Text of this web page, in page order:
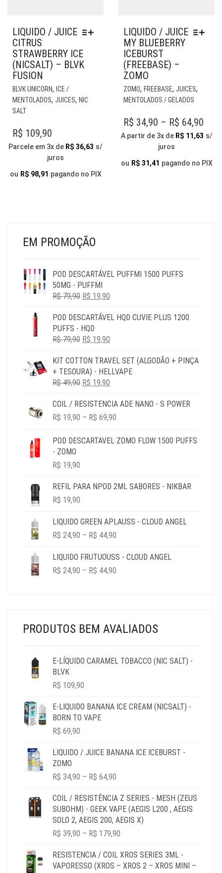
LIQUIDO / JUICE
CITRUS
STRAWBERRY ICE
(NICSALT) – BLVK
FUSION
BLVK UNICORN, ICE /
MENTOLADOS, JUICES, NIC
SALT
PRODUTO
VARIANTES.
OPÇÕES
PODEM
SER
R$ 109,90
Parcele em 3x de R$ 36,63 s/
juros
ou R$ 98,91 pagando no PIX
LIQUIDO / JUICE
MY BLUEBERRY
ICEBURST
(FREEBASE) –
ZOMO
ZOMO, FREEBASE, JUICES,
MENTOLADOS / GELADOS
AS
R$ 34,90 – R$ 64,90
A partir de 3x de R$ 11,63 s/
juros
ou R$ 31,41 pagando no PIX
EM PROMOÇÃO
POD DESCARTÁVEL PUFFMI 1500 PUFFS
50MG - PUFFMI
R$79,90 O
ORIGINAL
ERA:
R$ 79,90.
R$ 19,90
ATUAL
POD DESCARTÁVEL HQD CUVIE PLUS 1200
PUFFS - HQD
R$79,90 O
ORIGINAL
ERA:
R$ 79,90.
R$ 19,90
ATUAL
É:
KIT COTTON TRAVEL SET (ALGODÃO + PINÇA
+ TESOURA) - HELLVAPE
R$49,90 O
ORIGINAL
ERA:
R$ 19,90
ATUAL
É:
COIL / RESISTENCIA ADE NANO - S POWER
R$ 19,90 – R$ 69,90
R$ 19,90
POD DESCARTAVEL ZOMO FLOW 1500 PUFFS
- ZOMO
R$ 19,90
REFIL PARA NPOD 2ML SABORES - NIKBAR
R$ 19,90
LIQUIDO GREEN APLAUSS - CLOUD ANGEL
R$ 24,90 – R$ 44,90
R$ 24,90
LIQUIDO FRUTUOUSS - CLOUD ANGEL
R$ 24,90 – R$ 44,90
PRODUTOS BEM AVALIADOS
E-LÍQUIDO CARAMEL TOBACCO (NIC SALT) -
BLVK
R$ 109,90
E-LIQUIDO BANANA ICE CREAM (NICSALT) -
BORN TO VAPE
R$ 69,90
LIQUIDO / JUICE BANANA ICE ICEBURST -
ZOMO
R$ 34,90 – R$ 64,90
R$ 34,90
THROUGH
R$ 64,90
COIL / RESISTÊNCIA Z SERIES - MESH (ZEUS
SUBOHM) - GEEK VAPE (AEGIS L200 , AEGIS
SOLO 2, AEGIS 200, AEGIS X)
R$ 39,90 – R$ 179,90
R$ 39,90
THROUGH
RESISTENCIA / COIL XROS SERIES 3ML -
VAPORESSO (XROS – XROS 2 – XROS MINI –